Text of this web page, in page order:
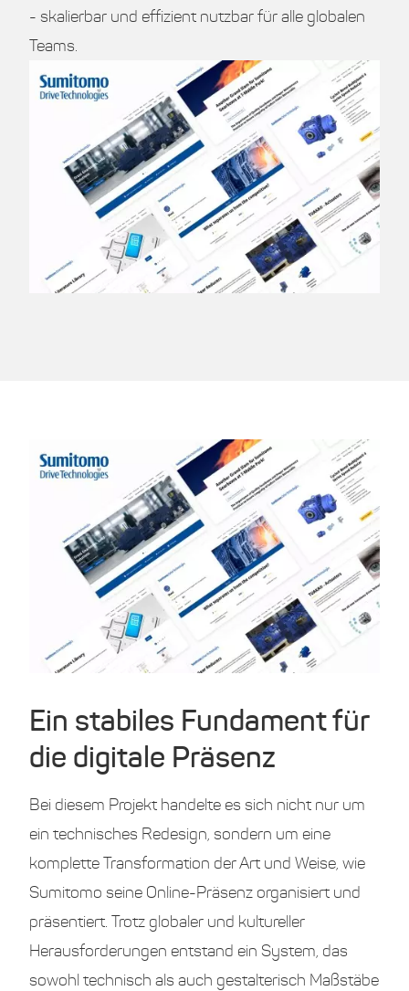
- skalierbar und effizient nutzbar für alle globalen
Teams.
Ein stabiles Fundament für
die digitale Präsenz
Bei diesem Projekt handelte es sich nicht nur um
ein technisches Redesign, sondern um eine
komplette Transformation der Art und Weise, wie
Sumitomo seine Online-Präsenz organisiert und
präsentiert. Trotz globaler und kultureller
Herausforderungen entstand ein System, das
sowohl technisch als auch gestalterisch Maßstäbe